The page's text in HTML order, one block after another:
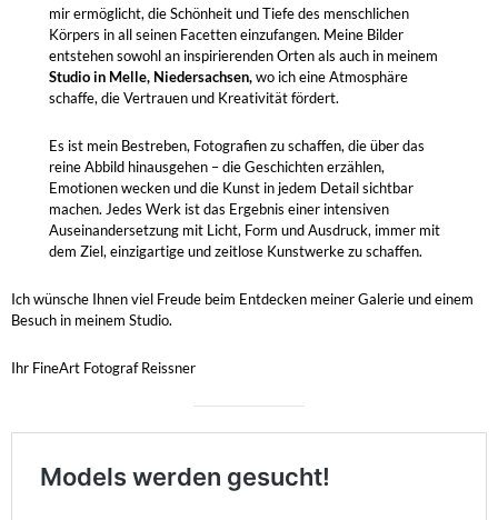
mir ermöglicht, die Schönheit und Tiefe des menschlichen
Körpers in all seinen Facetten einzufangen. Meine Bilder
entstehen sowohl an inspirierenden Orten als auch in meinem
Studio in Melle, Niedersachsen,wo ich eine Atmosphäre
schaffe, die Vertrauen und Kreativität fördert.
Es ist mein Bestreben, Fotografien zu schaffen, die über das
reine Abbild hinausgehen – die Geschichten erzählen,
Emotionen wecken und die Kunst in jedem Detail sichtbar
machen. Jedes Werk ist das Ergebnis einer intensiven
Auseinandersetzung mit Licht, Form und Ausdruck, immer mit
dem Ziel, einzigartige und zeitlose Kunstwerke zu schaffen.
Ich wünsche Ihnen viel Freude beim Entdecken meiner Galerie und einem
Besuch in meinem Studio.
Ihr FineArt Fotograf Reissner